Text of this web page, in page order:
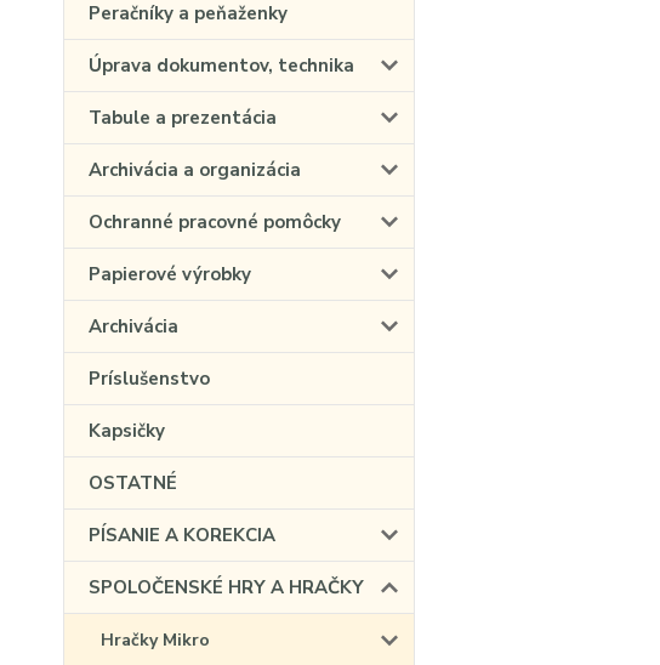
Peračníky a peňaženky
Úprava dokumentov, technika
Tabule a prezentácia
Archivácia a organizácia
Ochranné pracovné pomôcky
Papierové výrobky
Archivácia
Príslušenstvo
Kapsičky
OSTATNÉ
PÍSANIE A KOREKCIA
SPOLOČENSKÉ HRY A HRAČKY
Hračky Mikro